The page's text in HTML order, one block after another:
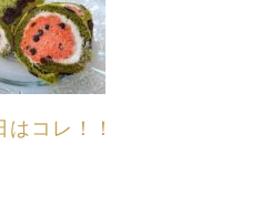
はコレ！！